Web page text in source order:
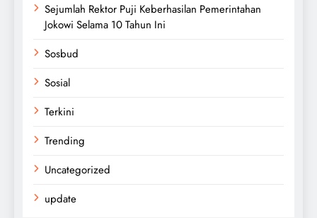
Sejumlah Rektor Puji Keberhasilan Pemerintahan
Jokowi Selama 10 Tahun Ini
Sosbud
Sosial
Terkini
Trending
Uncategorized
update